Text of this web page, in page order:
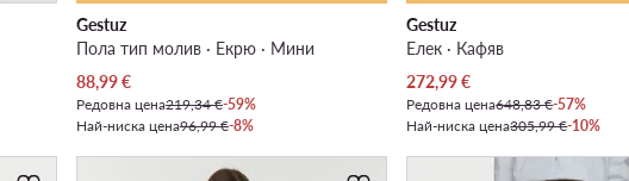
Gestuz
Пола тип молив · Екрю · Мини
Актуална цена
88,99€
Редовна цена219,34 €-59%
Най-ниска цена96,99 €-8%
Gestuz
Елек · Кафяв
Актуална цена
272,99€
Редовна цена648,83 €-57%
Най-ниска цена305,99 €-10%